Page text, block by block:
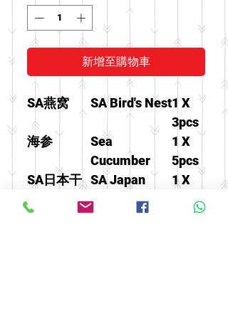
新增至購物車
SA燕窝 SA Bird's Nest1 X
3pcs
海参
Sea
Cucumber
1 X
5pcs
SA日本干 SA Japan
Scallops
1 X
100g
泡参片
America